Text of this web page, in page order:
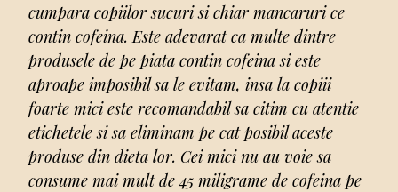
cumpara copiilor sucuri si chiar mancaruri ce
contin cofeina. Este adevarat ca multe dintre
produsele de pe piata contin cofeina si este
aproape imposibil sa le evitam, insa la copiii
foarte mici este recomandabil sa citim cu atentie
etichetele si sa eliminam pe cat posibil aceste
produse din dieta lor. Cei mici nu au voie sa
consume mai mult de 45 miligrame de cofeina pe